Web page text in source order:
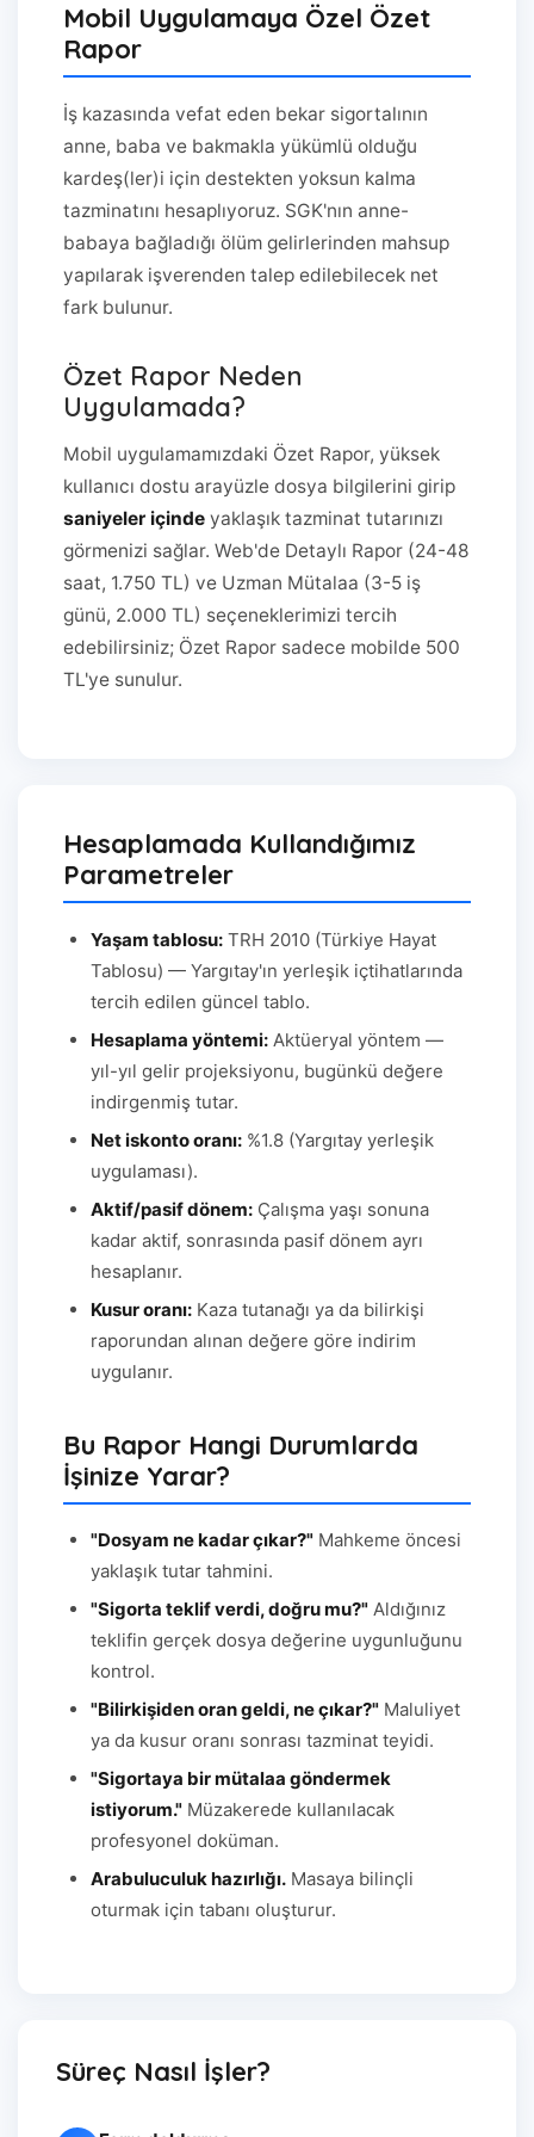
Mobil Uygulamaya Özel Özet
Rapor
İş kazasında vefat eden bekar sigortalının
anne, baba ve bakmakla yükümlü olduğu
kardeş(ler)i için destekten yoksun kalma
tazminatını hesaplıyoruz. SGK'nın anne-
babaya bağladığı ölüm gelirlerinden mahsup
yapılarak işverenden talep edilebilecek net
fark bulunur.
Özet Rapor Neden
Uygulamada?
Mobil uygulamamızdaki Özet Rapor, yüksek
kullanıcı dostu arayüzle dosya bilgilerini girip
saniyeler içinde yaklaşık tazminat tutarınızı
görmenizi sağlar. Web'de Detaylı Rapor (24-48
saat, 1.750 TL) ve Uzman Mütalaa (3-5 iş
günü, 2.000 TL) seçeneklerimizi tercih
edebilirsiniz; Özet Rapor sadece mobilde 500
TL'ye sunulur.
Hesaplamada Kullandığımız
Parametreler
Yaşam tablosu:TRH 2010 (Türkiye Hayat
Tablosu) — Yargıtay'ın yerleşik içtihatlarında
tercih edilen güncel tablo.
Hesaplama yöntemi:Aktüeryal yöntem —
yıl-yıl gelir projeksiyonu, bugünkü değere
indirgenmiş tutar.
Net iskonto oranı:%1.8 (Yargıtay yerleşik
uygulaması).
Aktif/pasif dönem:Çalışma yaşı sonuna
kadar aktif, sonrasında pasif dönem ayrı
hesaplanır.
Kusur oranı:Kaza tutanağı ya da bilirkişi
raporundan alınan değere göre indirim
uygulanır.
Bu Rapor Hangi Durumlarda
İşinize Yarar?
"Dosyam ne kadar çıkar?"Mahkeme öncesi
yaklaşık tutar tahmini.
"Sigorta teklif verdi, doğru mu?"Aldığınız
teklifin gerçek dosya değerine uygunluğunu
kontrol.
"Bilirkişiden oran geldi, ne çıkar?"Maluliyet
ya da kusur oranı sonrası tazminat teyidi.
"Sigortaya bir mütalaa göndermek
istiyorum."Müzakerede kullanılacak
profesyonel doküman.
Arabuluculuk hazırlığı.Masaya bilinçli
oturmak için tabanı oluşturur.
Süreç Nasıl İşler?